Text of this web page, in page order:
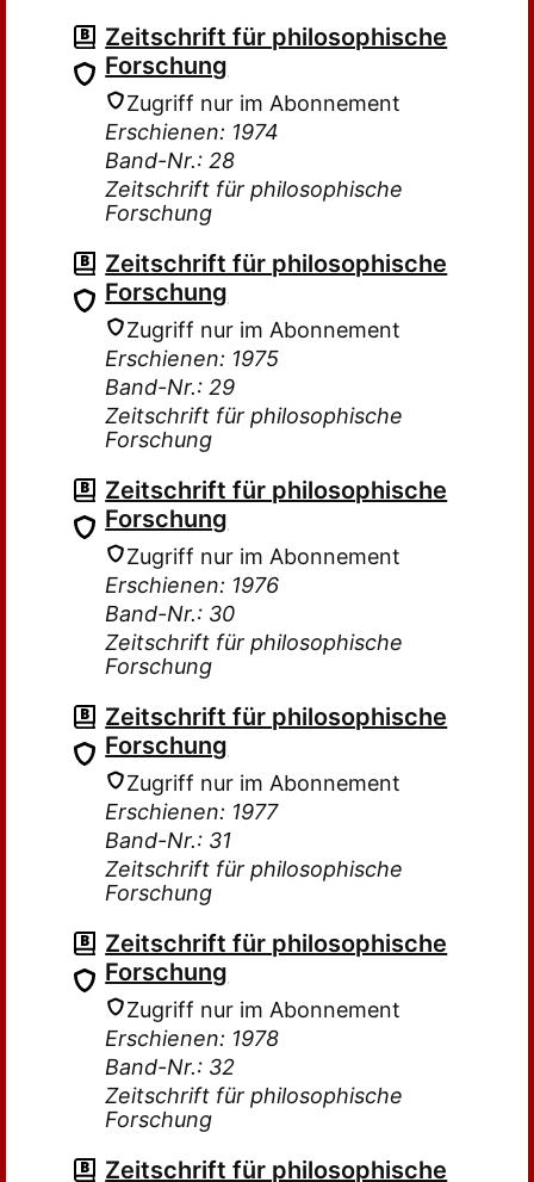
Zeitschrift für philosophische
Forschung
Zugriff nur im Abonnement
Erschienen: 1974
Band-Nr.: 28
Zeitschrift für philosophische
Forschung
Zeitschrift für philosophische
Forschung
Zugriff nur im Abonnement
Erschienen: 1975
Band-Nr.: 29
Zeitschrift für philosophische
Forschung
Zeitschrift für philosophische
Forschung
Zugriff nur im Abonnement
Erschienen: 1976
Band-Nr.: 30
Zeitschrift für philosophische
Forschung
Zeitschrift für philosophische
Forschung
Zugriff nur im Abonnement
Erschienen: 1977
Band-Nr.: 31
Zeitschrift für philosophische
Forschung
Zeitschrift für philosophische
Forschung
Zugriff nur im Abonnement
Erschienen: 1978
Band-Nr.: 32
Zeitschrift für philosophische
Forschung
Zeitschrift für philosophische